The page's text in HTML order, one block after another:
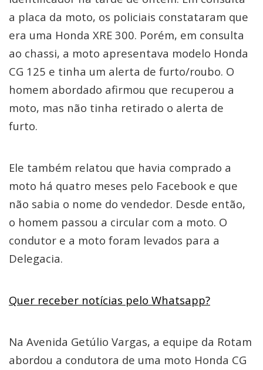
a placa da moto, os policiais constataram que
era uma Honda XRE 300. Porém, em consulta
ao chassi, a moto apresentava modelo Honda
CG 125 e tinha um alerta de furto/roubo. O
homem abordado afirmou que recuperou a
moto, mas não tinha retirado o alerta de
furto.
Ele também relatou que havia comprado a
moto há quatro meses pelo Facebook e que
não sabia o nome do vendedor. Desde então,
o homem passou a circular com a moto. O
condutor e a moto foram levados para a
Delegacia.
Quer receber notícias pelo Whatsapp?
Na Avenida Getúlio Vargas, a equipe da Rotam
abordou a condutora de uma moto Honda CG